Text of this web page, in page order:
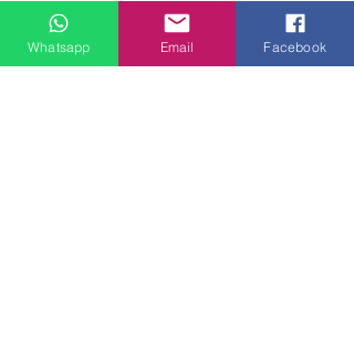
Whatsapp Email Facebook